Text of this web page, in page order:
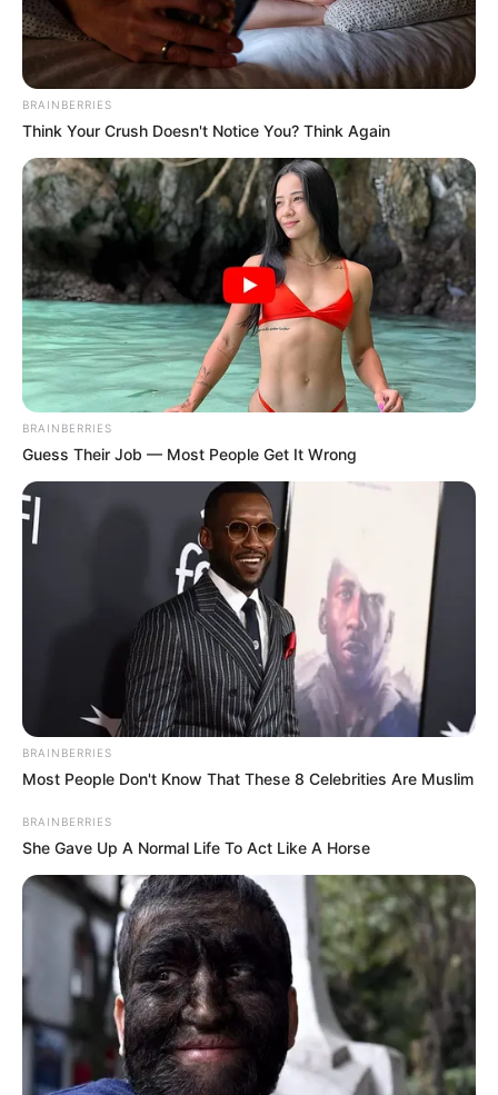
ดูดวงแบบเต็มๆ ตลอดทั้งปี จาก หนังสือ
พยากรณ์ชะตาชีวิต ไพ่ยิปซี 2558
โดย อ.คฑา ชินบัญชร
ติดตามดวงอื่นๆได้ที่ : Horoscope.mthai.com
การแก้วิบากกรรม ทำบุญ แก้กรรม
ABOUT THE AUTHOR
เนื้อหาที่ได้รับการโปรโมต
The Most Unexpected Wedding Dance Moments
BRAINBERRIES
BRAINBERRIES
Think Your Crush Doesn't Notice You? Think Again
BRAINBERRIES
Guess Their Job — Most People Get It Wrong
BRAINBERRIES
Most People Don't Know That These 8 Celebrities Are Muslim
BRAINBERRIES
She Gave Up A Normal Life To Act Like A Horse